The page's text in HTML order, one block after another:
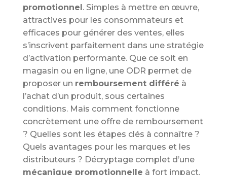
promotionnel. Simples à mettre en œuvre,
attractives pour les consommateurs et
efficaces pour générer des ventes, elles
s’inscrivent parfaitement dans une stratégie
d’activation performante. Que ce soit en
magasin ou en ligne, une ODR permet de
proposer un remboursement différé à
l’achat d’un produit, sous certaines
conditions. Mais comment fonctionne
concrètement une offre de remboursement
? Quelles sont les étapes clés à connaître ?
Quels avantages pour les marques et les
distributeurs ? Décryptage complet d’une
mécanique promotionnelle à fort impact.